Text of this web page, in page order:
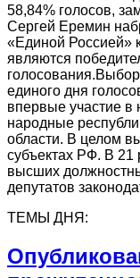
58,84% голосов,
Сергей Еремин
«Единой Россией»
являются
единого дня
впервые участие в
народные
области. В целом
субъектах РФ. В
высших
депутатов
ТЕМЫ ДНЯ: